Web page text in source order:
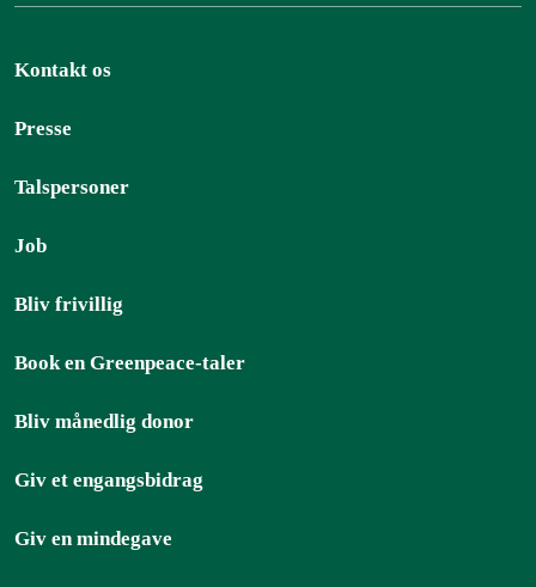
Kontakt os
Presse
Talspersoner
Job
Bliv frivillig
Book en Greenpeace-taler
Bliv månedlig donor
Giv et engangsbidrag
Giv en mindegave